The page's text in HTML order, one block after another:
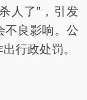
人了”，引发
不良影响。公
行政处罚。